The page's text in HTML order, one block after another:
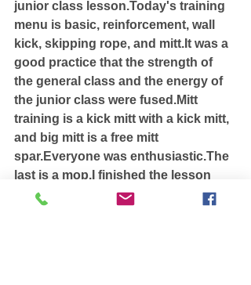
junior class lesson.Today's training
menu is basic, reinforcement, wall
kick, skipping rope, and mitt.It was a
good practice that the strength of
the general class and the energy of
the junior class were fused.Mitt
training is a kick mitt with a kick mitt,
and big mitt is a free mitt
spar.Everyone was enthusiastic.The
last is a mop.I finished the lesson
comfortably.